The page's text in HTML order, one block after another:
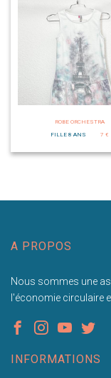
ROBE ORCHESTRA
FILLE 8 ANS
7 €
A PROPOS
Nous sommes une
l'économie circulaire
INFORMATIONS